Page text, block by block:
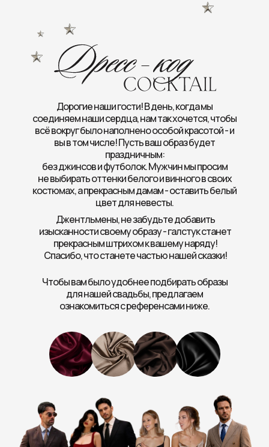
Дорогие наши гости! В день, когда мы
соединяем наши сердца, нам так хочется, чтобы
всё вокруг было наполнено особой красотой - и
вы в том числе! Пусть ваш образ будет
праздничным:
без джинсов и футболок. Мужчин мы просим
не выбирать оттенки белого и винного в своих
костюмах, а прекрасным дамам - оставить белый
цвет для невесты.
Джентльмены, не забудьте добавить
изысканности своему образу - галстук станет
прекрасным штрихом к вашему наряду!
Спасибо, что станете частью нашей сказки!
Чтобы вам было удобнее подбирать образы
для нашей свадьбы, предлагаем
ознакомиться с референсами ниже.